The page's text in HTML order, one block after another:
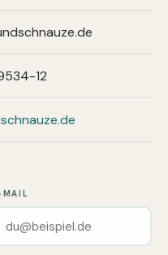
12
MAIL